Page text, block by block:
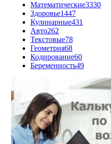
Математические3330
Здоровье1447
Кулинарные431
Авто262
Текстовые78
Геометрия68
Кодирование60
Беременность49